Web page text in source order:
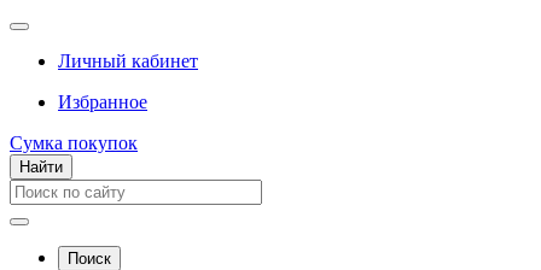
Личный кабинет
Избранное
Сумка покупок
Найти
Поиск